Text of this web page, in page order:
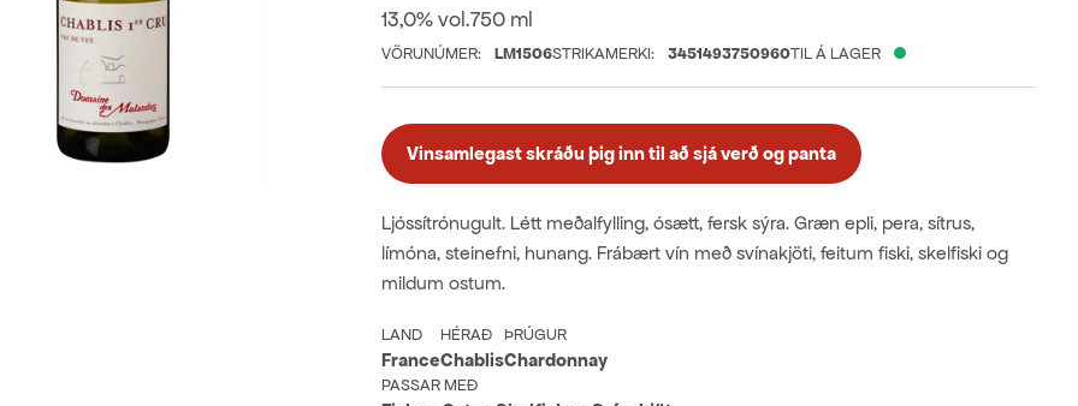
13,0% vol.750 ml
VÖRUNÚMER: LM1506STRIKAMERKI: 3451493750960TIL Á LAGER
Vinsamlegast skráðu þig inn til að sjá verð og panta
Ljóssítrónugult. Létt meðalfylling, ósætt, fersk sýra. Græn epli, pera, sítrus,
límóna, steinefni, hunang. Frábært vín með svínakjöti, feitum fiski, skelfiski og
mildum ostum.
LAND
France
HÉRAÐ
Chablis
ÞRÚGUR
Chardonnay
PASSAR MEÐ